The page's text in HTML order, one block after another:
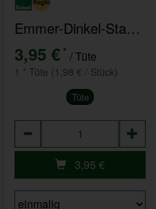
Emmer-Dinkel-Stange 2er Pack
3,95 € * / Tüte
1 * Tüte (1,98 € / Stück)
Tüte
3,95 €